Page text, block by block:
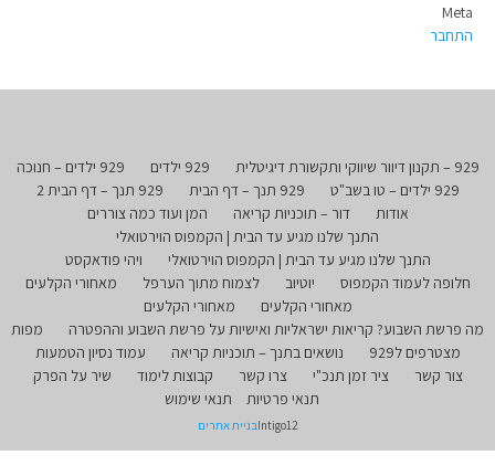
Meta
התחבר
929 – תקנון דיוור שיווקי ותקשורת דיגיטלית 929 ילדים
929 ילדים – חנוכה
929 ילדים – טו בשב"ט
929 תנך – דף הבית
929 תנך – דף הבית 2
אודות
דור – תוכניות קריאה
המן ועוד כמה צוררים
התנך שלנו מגיע עד הבית | הקמפוס הוירטואלי
התנך שלנו מגיע עד הבית | הקמפוס הוירטואלי
ויהי פודאקסט
חלופה לעמוד הקמפוס
יוטיוב לצמוח מתוך הערפל
מאחורי הקלעים
מאחורי הקלעים
מאחורי הקלעים
מה פרשת השבוע? קריאות ישראליות ואישיות על פרשת השבוע וההפטרה
מפות
מצטרפים ל929
נושאים בתנך – תוכניות קריאה
עמוד נסיון הטמעות
צור קשר
ציר זמן תנכ"י צרו קשר קבוצות לימוד
שיר על הפרק
תנאי פרטיות
תנאי שימוש
Intigo12בניית אתרים